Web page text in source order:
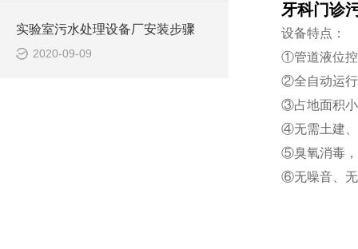
实验室污水处理设备厂安装步骤
2020-09-09
牙科门诊
设备特点：
①管道液位控
②全自动运行
③占地面积小
④无需土建
⑤臭氧消毒，
⑥无噪音、